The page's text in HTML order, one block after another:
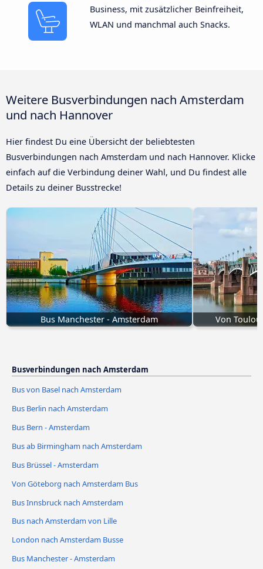
Business, mit zusätzlicher Beinfreiheit,
WLAN und manchmal auch Snacks.
Weitere Busverbindungen nach Amsterdam
und nach Hannover
Hier findest Du eine Übersicht der beliebtesten
Busverbindungen nach Amsterdam und nach Hannover. Klicke
einfach auf die Verbindung deiner Wahl, und Du findest alle
Details zu deiner Busstrecke!
Bus Manchester - Amsterdam Von
Busverbindungen nach Amsterdam
Bus von Basel nach Amsterdam
Bus Berlin nach Amsterdam
Bus Bern - Amsterdam
Bus ab Birmingham nach Amsterdam
Bus Brüssel - Amsterdam
Von Göteborg nach Amsterdam Bus
Bus Innsbruck nach Amsterdam
Bus nach Amsterdam von Lille
London nach Amsterdam Busse
Bus Manchester - Amsterdam